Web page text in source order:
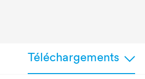
Téléchargements